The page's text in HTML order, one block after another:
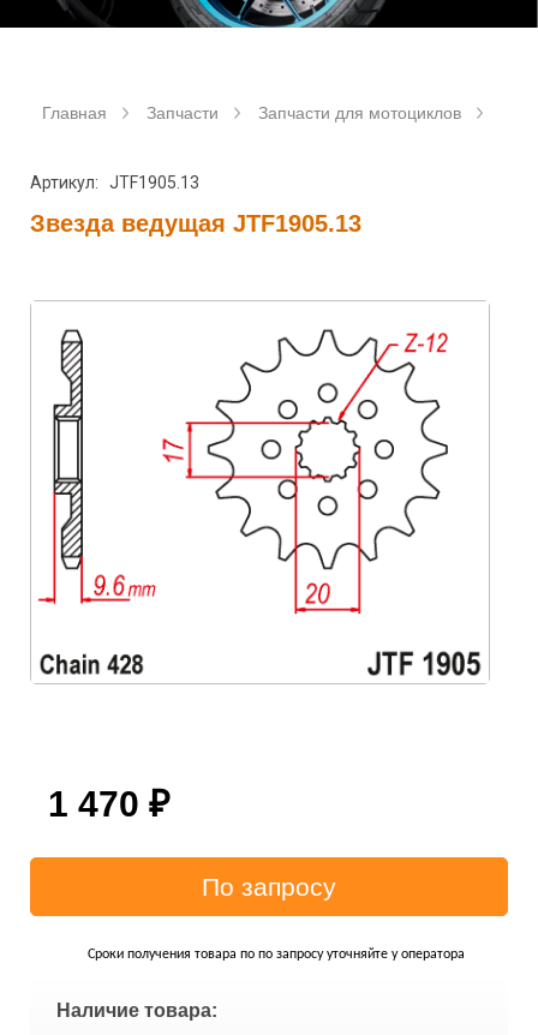
Главная Запчасти Запчасти для мотоциклов
Артикул: JTF1905.13
Звезда ведущая JTF1905.13
1 470 ₽
Сроки получения товара по по запросу уточняйте у оператора
Наличие товара: